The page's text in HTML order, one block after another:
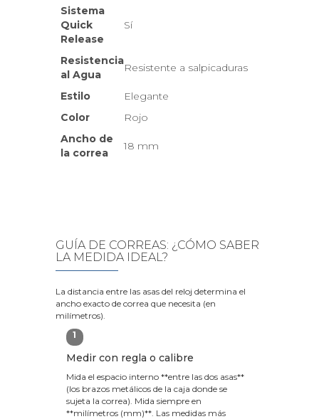
Sistema
Quick
Release
Sí
Resistencia
al Agua
Resistente a salpicaduras
Estilo
Elegante
Color
Rojo
Ancho de
la correa
18 mm
GUÍA DE CORREAS: ¿CÓMO SABER
LA MEDIDA IDEAL?
La distancia entre las asas del reloj determina el
ancho exacto de correa que necesita (en
milímetros).
1
Medir con regla o calibre
Mida el espacio interno **entre las dos asas**
(los brazos metálicos de la caja donde se
sujeta la correa). Mida siempre en
**milímetros (mm)**. Las medidas más